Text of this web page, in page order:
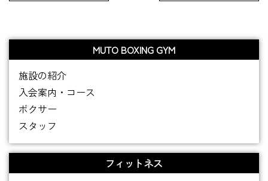
MUTO BOXING GYM
施設の紹介
入会案内・コース
ボクサー
スタッフ
フィットネス